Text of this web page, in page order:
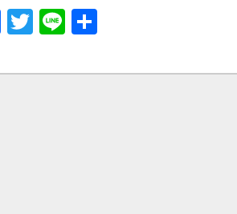
F
c
T
tt
Li
e